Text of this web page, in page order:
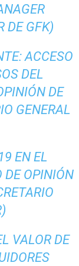
DE GFK)
ACCESO
DEL
DE
GENERAL
EN EL
DE OPINIÓN
VALOR DE